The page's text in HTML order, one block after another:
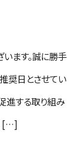
ます。誠に勝手
奨日とさせてい
進する取り組み
[…]